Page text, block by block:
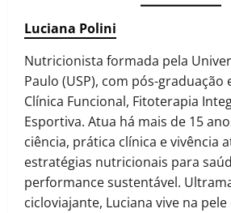
Luciana Polini
Nutricionista formada pela
Paulo (USP), com pós-graduação
Clínica Funcional, Fitoterapia
Esportiva. Atua há mais de 15
ciência, prática clínica e vivência
estratégias nutricionais para
performance sustentável.
cicloviajante, Luciana vive na